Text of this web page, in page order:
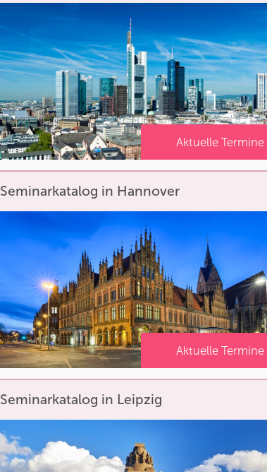
Aktuelle Termine
Seminarkatalog in Hannover
Aktuelle Termine
Seminarkatalog in Leipzig